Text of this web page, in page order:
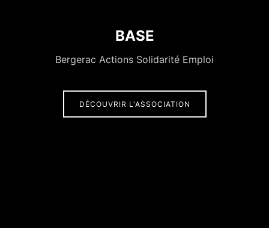
BASE
Bergerac Actions Solidarité Emploi
DÉCOUVRIR L'ASSOCIATION